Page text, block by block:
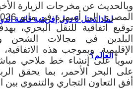
لماذا تحتل 6 دول إفريقية
العالم؟
وبالحديث عن مخرجات الزيارة
توقيع اتفاقية للنقل البحري،
البلدين في مجالات الشحن
الإقليمية. وبِموجب هذه
سوياً على إنشاء خط ملاحي
على البحر الأحمر، بما يحقق
أفق التعاون التجاري والتنموي بين